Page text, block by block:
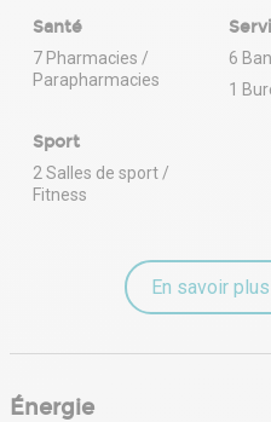
Santé
7 Pharmacies /
Parapharmacies
6
1
Sport
2 Salles de sport /
Fitness
En savoir
Énergie